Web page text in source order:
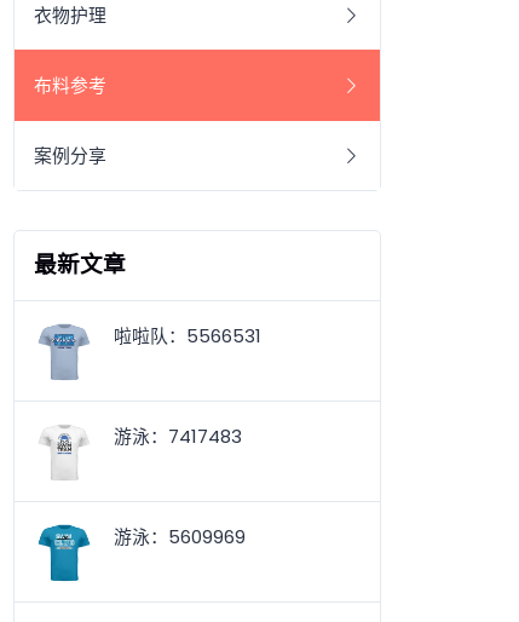
衣物护理
布料参考
案例分享
最新文章
啦啦队：5566531
游泳：7417483
游泳：5609969